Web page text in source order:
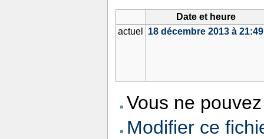
Date et heure
actuel
18 décembre 2013 à 21:49
Vous ne
Modifier ce